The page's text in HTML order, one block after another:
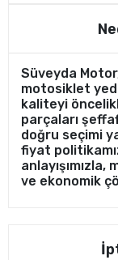
Süveyda
motosiklet
kaliteyi
parçaları
doğru seçimi
fiyat
ve ekonomik